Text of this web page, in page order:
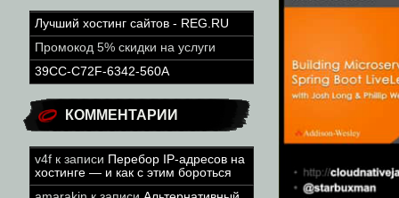
Лучший хостинг сайтов - REG.RU
Промокод 5% скидки на услуги
39CC-C72F-6342-560A
КОММЕНТАРИИ
v4f к записи Перебор IP-адресов на
хостинге — и как с этим бороться